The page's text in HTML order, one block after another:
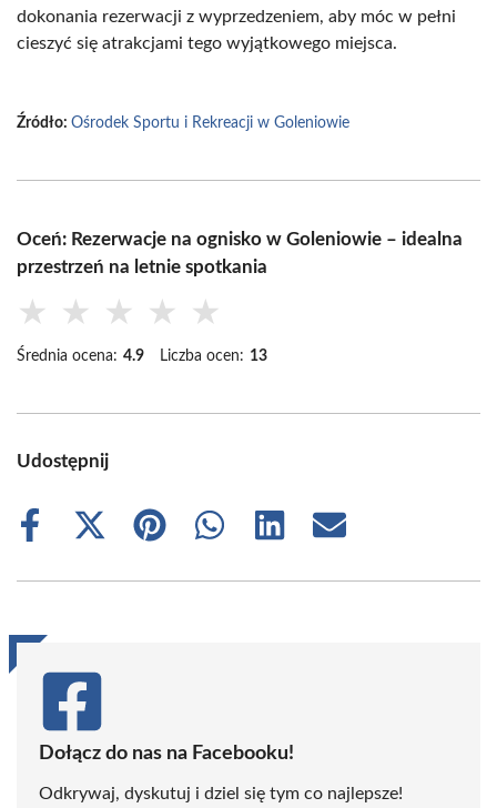
dokonania rezerwacji z wyprzedzeniem, aby móc w pełni
cieszyć się atrakcjami tego wyjątkowego miejsca.
Źródło: Ośrodek Sportu i Rekreacji w Goleniowie
Oceń: Rezerwacje na ognisko w Goleniowie – idealna
przestrzeń na letnie spotkania
★ ★ ★ ★ ★
Średnia ocena: 4.9 Liczba ocen: 13
Udostępnij
Share
Share
(Twitter)
Share
Share
Share
Share
Dołącz do nas na Facebooku!
Odkrywaj, dyskutuj i dziel się tym co najlepsze!